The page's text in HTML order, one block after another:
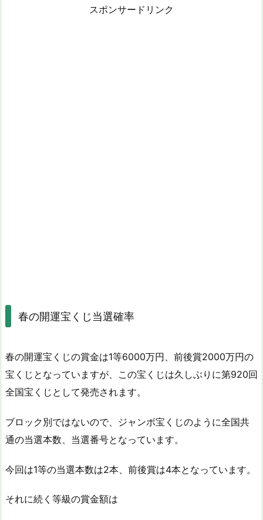
スポンサードリンク
春の開運宝くじ当選確率
春の開運宝くじの賞金は1等6000万円、前後賞2000万円の
宝くじとなっていますが、この宝くじは久しぶりに第920回
全国宝くじとして発売されます。
ブロック別ではないので、ジャンボ宝くじのように全国共
通の当選本数、当選番号となっています。
今回は1等の当選本数は2本、前後賞は4本となっています。
それに続く等級の賞金額は